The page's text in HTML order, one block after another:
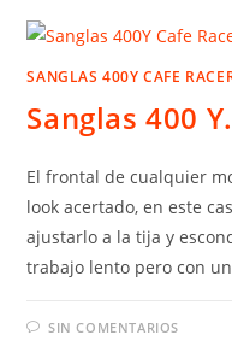
SANGLAS 400Y CAFE
Sanglas 400
El frontal de cualquier
look acertado, en este
ajustarlo a la tija y
trabajo lento pero con
SIN COMENTARIOS